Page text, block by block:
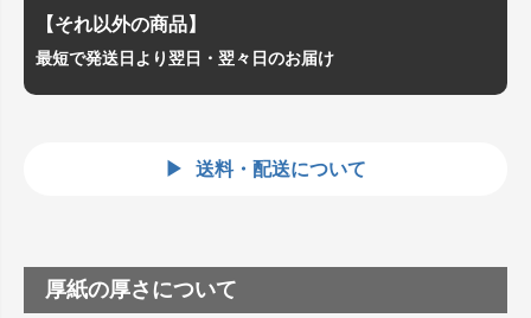
【それ以外の商品】
最短で発送日より翌日・翌々日のお届け
送料・配送について
厚紙の厚さについて